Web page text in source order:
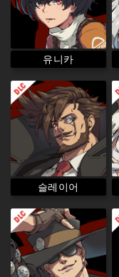
유니카
슬레이어